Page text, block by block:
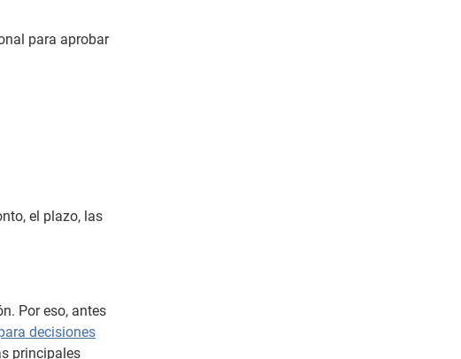
para aprobar
el plazo, las
Por eso, antes
decisiones
principales